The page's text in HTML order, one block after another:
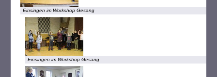
Einsingen im Workshop Gesang
Einsingen im Workshop Gesang